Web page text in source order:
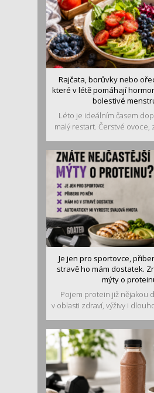
Rajčata, borůvky nebo
které v létě pomáhají
bolestivé
Léto je ideálním časem
malý restart. Čerstvé ovoce,
Je jen pro sportovce,
stravě ho mám dostatek.
mýty o
Pojem protein již nějakou
v oblasti zdraví, výživy i